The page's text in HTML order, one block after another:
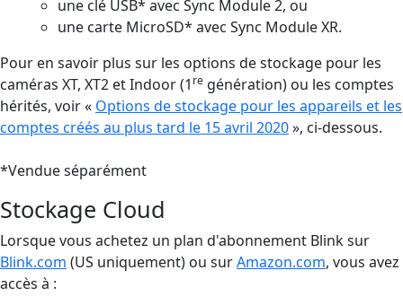
une clé USB* avec Sync Module 2, ou
une carte MicroSD* avec Sync Module XR.
Pour en savoir plus sur les options de stockage pour les
caméras XT, XT2 et Indoor (1 re génération) ou les comptes
hérités, voir « Options de stockage pour les appareils et les
comptes créés au plus tard le 15 avril 2020», ci-dessous.
*Vendue séparément
Stockage Cloud
Lorsque vous achetez un plan d'abonnement Blink sur
Blink.com (US uniquement) ou surAmazon.com, vous avez
accès à :